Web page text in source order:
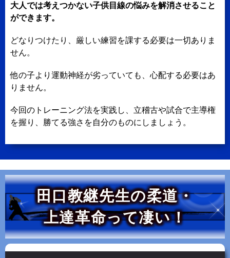
大人では考えつかない子供目線の悩みを解消させること
ができます。
どなりつけたり、厳しい練習を課する必要は一切ありま
せん。
他の子より運動神経が劣っていても、心配する必要はあ
りません。
今回のトレーニング法を実践し、立稽古や試合で主導権
を握り、勝てる強さを自分のものにしましょう。
田口教継先生の柔道・
上達革命って凄い！